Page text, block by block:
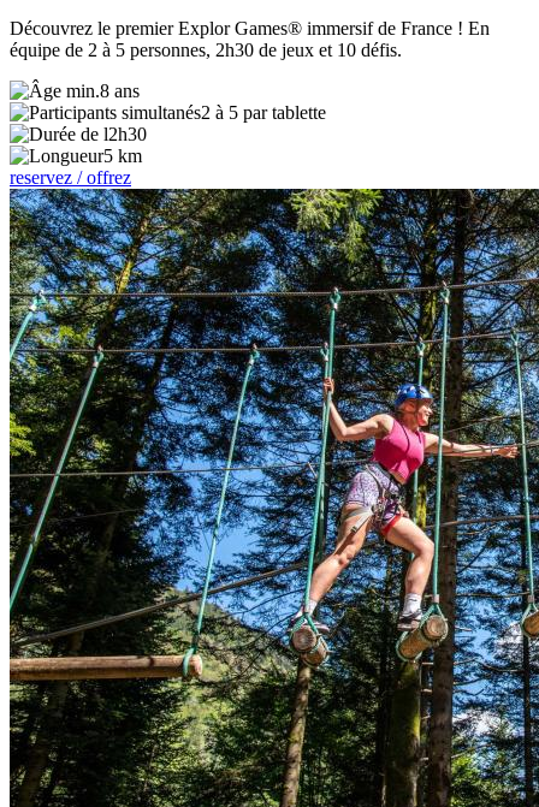
Découvrez le premier Explor Games® immersif de France ! En
équipe de 2 à 5 personnes, 2h30 de jeux et 10 défis.
8 ans
2 à 5 par tablette
2h30
5 km
reservez / offrez